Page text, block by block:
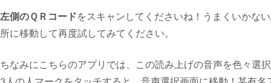
左側のＱＲコードをスキャンしてくださいね！うまくいかな
所に移動して再度試してみてください。
ちなみにこちらのアプリでは、この読み上げの音声を色々選